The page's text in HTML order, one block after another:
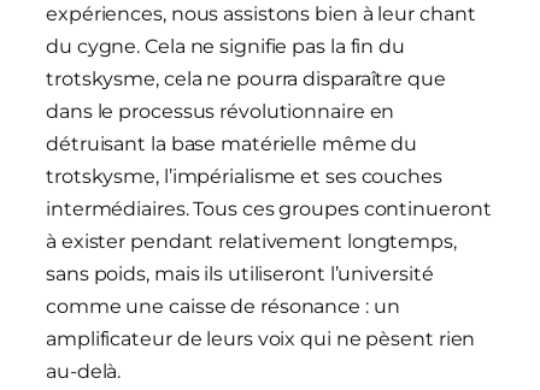
expériences, nous assistons bien à leur chant
du cygne. Cela ne signifie pas la fin du
trotskysme, cela ne pourra disparaître que
dans le processus révolutionnaire en
détruisant la base matérielle même du
trotskysme, l’impérialisme et ses couches
intermédiaires. Tous ces groupes continueront
à exister pendant relativement longtemps,
sans poids, mais ils utiliseront l’université
comme une caisse de résonance : un
amplificateur de leurs voix qui ne pèsent rien
au-delà.